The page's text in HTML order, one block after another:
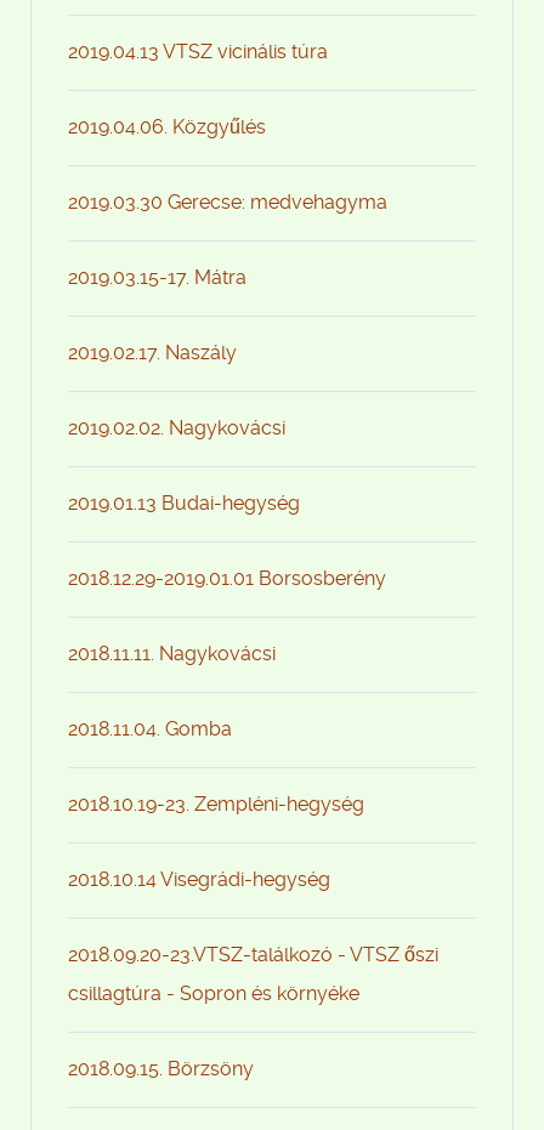
2019.04.13 VTSZ vicinális túra
2019.04.06. Közgyűlés
2019.03.30 Gerecse: medvehagyma
2019.03.15-17. Mátra
2019.02.17. Naszály
2019.02.02. Nagykovácsi
2019.01.13 Budai-hegység
2018.12.29-2019.01.01 Borsosberény
2018.11.11. Nagykovácsi
2018.11.04. Gomba
2018.10.19-23. Zempléni-hegység
2018.10.14 Visegrádi-hegység
2018.09.20-23.VTSZ-találkozó - VTSZ őszi
csillagtúra - Sopron és környéke
2018.09.15. Börzsöny